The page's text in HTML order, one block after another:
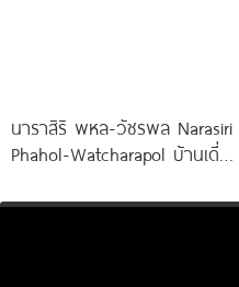
นาราสิริ พหล-วัชรพล Narasiri
Phahol-Watcharapol บ้านเดี่ยว
กลิ่นอายในแบบฝรั่งเศส ราคา